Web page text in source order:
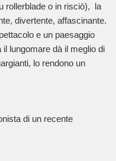
rollerblade o in risciò), la
divertente, affascinante.
e un paesaggio
lungomare dà il meglio di
lo rendono un
di un recente